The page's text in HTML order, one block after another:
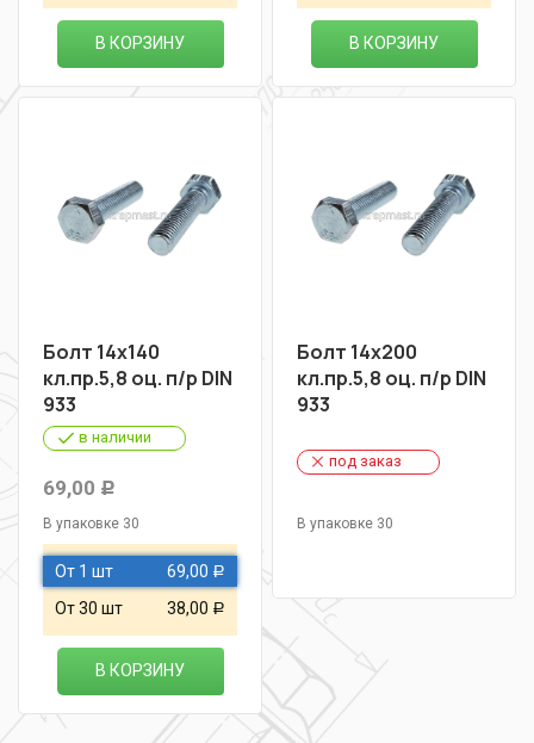
В КОРЗИНУ В КОРЗИНУ
Болт 14х140
кл.пр.5,8 оц. п/р DIN
933
в наличии
69,00 Р
В упаковке 30
От 1 шт 69,00 Р
От 30 шт 38,00 Р
В КОРЗИНУ
Болт 14х200
кл.пр.5,8 оц. п/р DIN
933
под заказ
В упаковке 30